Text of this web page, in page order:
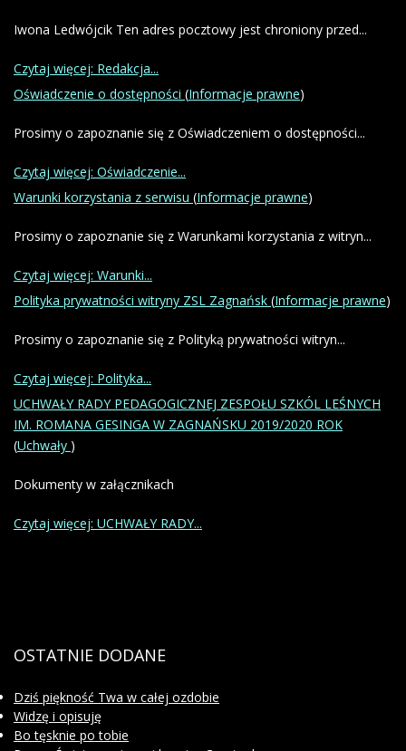
Iwona Ledwójcik Ten adres pocztowy jest chroniony przed...
Czytaj więcej: Redakcja...
Oświadczenie o dostępności (Informacje prawne)
Prosimy o zapoznanie się z Oświadczeniem o dostępności...
Czytaj więcej: Oświadczenie...
Warunki korzystania z serwisu (Informacje prawne)
Prosimy o zapoznanie się z Warunkami korzystania z witryn...
Czytaj więcej: Warunki...
Polityka prywatności witryny ZSL Zagnańsk (Informacje prawne)
Prosimy o zapoznanie się z Polityką prywatności witryn...
Czytaj więcej: Polityka...
UCHWAŁY RADY PEDAGOGICZNEJ ZESPOŁU SZKÓL LEŚNYCH
IM. ROMANA GESINGA W ZAGNAŃSKU 2019/2020 ROK
(Uchwały )
Dokumenty w załącznikach
Czytaj więcej: UCHWAŁY RADY...
OSTATNIE DODANE
Dziś piękność Twa w całej ozdobie
Widzę i opisuję
Bo tęsknie po tobie